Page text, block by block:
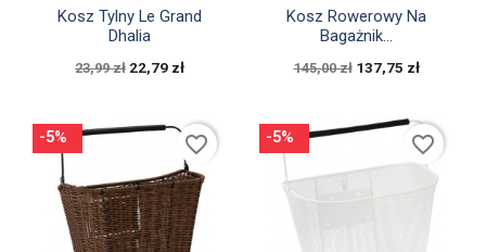
Szybki podgląd
Kosz Tylny Le Grand
Dhalia
23,99 zł 22,79 zł
Szybki podgląd
Kosz Rowerowy Na
Bagażnik...
145,00 zł 137,75 zł
-5% favorite_border -5% favorite_border